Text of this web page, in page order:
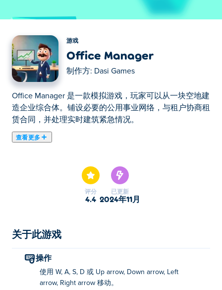
游戏
Office Manager
制作方: Dasi Games
Office Manager 是一款模拟游戏，玩家可以从一块空地建
造企业综合体。铺设必要的公用事业网络，与租户协商租
赁合同，并处理实时建筑紧急情况。
查看更多
您的办公室工作，在他们离开后清理办公室，并随着工作
不断扩大。聘请乐于助人的员工，让一切顺利进行，并因
出色的工作而获得星星。每次升级，您的办公室都会变得
Dasi Office Manager 怎么玩？
谁创建了 Dasi Office Manager？
评分
4.4
已更新
2024年11月
关于此游戏
操作
使用 W, A, S, D 或 Up arrow, Down arrow, Left
arrow, Right arrow 移动。